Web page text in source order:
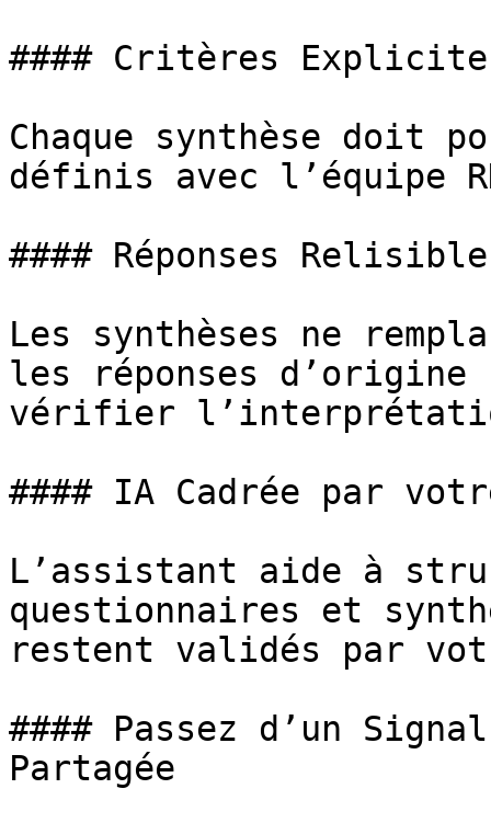
#### Critères
Chaque synthèse doit
définis avec l’équipe
#### Réponses
Les synthèses ne
les réponses d’origine
vérifier
#### IA Cadrée par
L’assistant aide à
questionnaires et
restent validés par
#### Passez d’un
Partagée